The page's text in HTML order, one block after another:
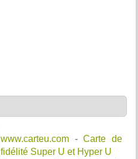
www.carteu.com -Carte de
fidélité Super U et Hyper U